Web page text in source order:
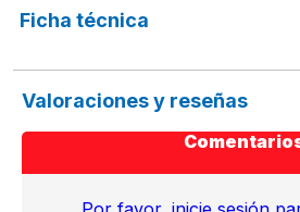
Ficha técnica
Valoraciones y reseñas